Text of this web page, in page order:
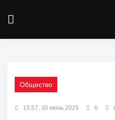
Общество
15:57, 30 июнь 2025 6